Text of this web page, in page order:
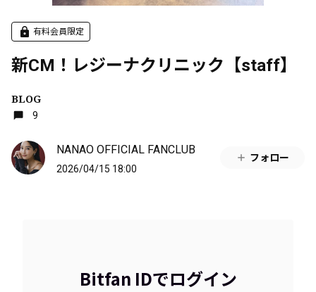
有料会員限定
新CM！レジーナクリニック【staff】
BLOG
9
NANAO OFFICIAL FANCLUB
2026/04/15 18:00
フォロー
Bitfan IDでログイン